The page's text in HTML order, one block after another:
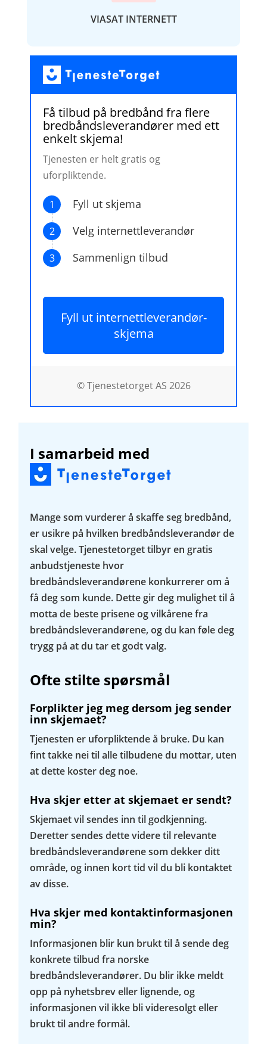
VIASAT INTERNETT
Få tilbud på bredbånd fra flere
bredbåndsleverandører med ett
enkelt skjema!
Tjenesten er helt gratis og
uforpliktende.
1 Fyll ut skjema
2 Velg internettleverandør
3 Sammenlign tilbud
Fyll ut internettleverandør-
skjema
© Tjenestetorget AS 2026
I samarbeid med
Mange som vurderer å skaffe seg bredbånd,
er usikre på hvilken bredbåndsleverandør de
skal velge. Tjenestetorget tilbyr en gratis
anbudstjeneste hvor
bredbåndsleverandørene konkurrerer om å
få deg som kunde. Dette gir deg mulighet til å
motta de beste prisene og vilkårene fra
bredbåndsleverandørene, og du kan føle deg
trygg på at du tar et godt valg.
Ofte stilte spørsmål
Forplikter jeg meg dersom jeg sender
inn skjemaet?
Tjenesten er uforpliktende å bruke. Du kan
fint takke nei til alle tilbudene du mottar, uten
at dette koster deg noe.
Hva skjer etter at skjemaet er sendt?
Skjemaet vil sendes inn til godkjenning.
Deretter sendes dette videre til relevante
bredbåndsleverandørene som dekker ditt
område, og innen kort tid vil du bli kontaktet
av disse.
Hva skjer med kontaktinformasjonen
min?
Informasjonen blir kun brukt til å sende deg
konkrete tilbud fra norske
bredbåndsleverandører. Du blir ikke meldt
opp på nyhetsbrev eller lignende, og
informasjonen vil ikke bli videresolgt eller
brukt til andre formål.